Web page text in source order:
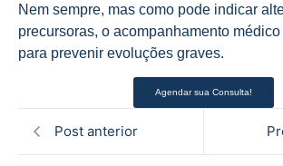
Nem sempre, mas como pode indicar
precursoras, o acompanhamento médico
para prevenir evoluções graves.
Agendar sua Consulta!
Post anterior